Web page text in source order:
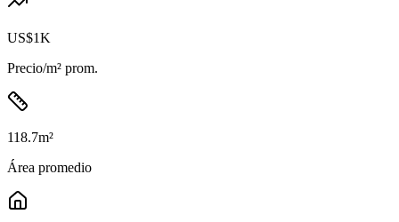
US$1K
Precio/m² prom.
118.7m²
Área promedio